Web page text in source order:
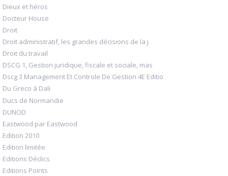
Dieux et héros
Docteur House
Droit
Droit administratif, les grandes décisions de la j
Droit du travail
DSCG 1, Gestion juridique, fiscale et sociale, mas
Dscg 3 Management Et Controle De Gestion 4E Editio
Du Greco à Dali
Ducs de Normandie
DUNOD
Eastwood par Eastwood
Edition 2010
Edition limitée
Editions Déclics
Editions Points